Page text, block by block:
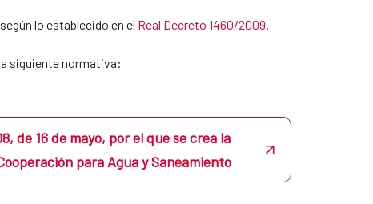
lo establecido en el Real Decreto 1460/2009
siguiente normativa:
de 16 de mayo, por el que se crea la
para Agua y Saneamiento